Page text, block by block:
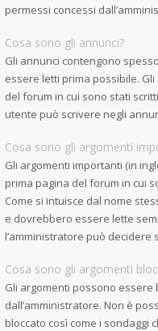
permessi concessi
Cosa sono gli annunci?
Gli annunci contengono
essere letti prima possibile.
del forum in cui sono stati
utente può scrivere negli
Cosa sono gli argomenti
Gli argomenti importanti (in
prima pagina del forum in cui
Come si intuisce dal nome
e dovrebbero essere lette
l’amministratore può
Cosa sono gli argomenti
Gli argomenti possono essere
dall’amministratore. Non è
bloccato così come i sondaggi